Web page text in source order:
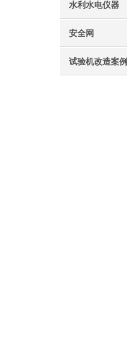
水利水电仪器
安全网
试验机改造案例